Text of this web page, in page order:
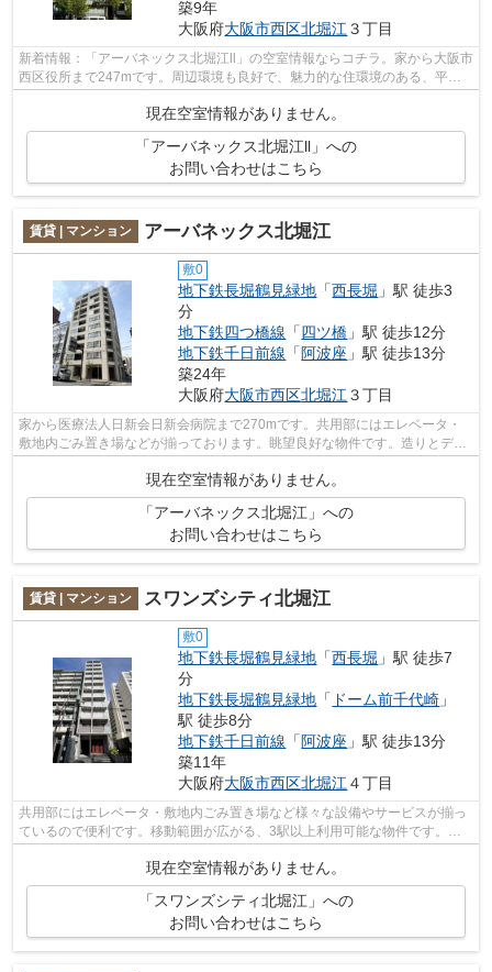
築9年
大阪府大阪市西区北堀江 ３丁目
新着情報：「アーバネックス北堀江ll」の空室情報ならコチラ。家から大阪市
西区役所まで247mです。周辺環境も良好で、魅力的な住環境のある、平成
29年築の物件です。高ニーズな駅近の...
現在空室情報がありません。
「アーバネックス北堀江ll」への
お問い合わせはこちら
賃貸 | マンション アーバネックス北堀江
敷0
地下鉄長堀鶴見緑地 「西長堀 」駅 徒歩3
分
地下鉄四つ橋線 「四ツ橋 」駅 徒歩12分
地下鉄千日前線 「 阿波座 」駅 徒歩13分
築24年
大阪府大阪市西区北堀江３丁目
家から医療法人日新会日新会病院まで270mです。共用部にはエレベータ・
敷地内ごみ置き場などが揃っております。眺望良好な物件です。造りとデザ
現在空室情報がありません。
「アーバネックス北堀江」への
お問い合わせはこちら
賃貸 | マンション スワンズシティ北堀江
敷0
地下鉄長堀鶴見緑地 「西長堀 」駅 徒歩7
分
地下鉄長堀鶴見緑地 「 ドーム前千代崎 」
駅 徒歩8分
地下鉄千日前線 「 阿波座 」駅 徒歩13分
築11年
大阪府大阪市西区北堀江 ４丁目
共用部にはエレベータ・敷地内ごみ置き場など様々な設備やサービスが揃っ
ているので便利です。移動範囲が広がる、3駅以上利用可能な物件です。こ
ちらは初期費用をカードでお支払いいた...
現在空室情報がありません。
「スワンズシティ北堀江」への
お問い合わせはこちら